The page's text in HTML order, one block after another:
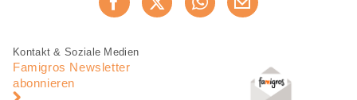
Jetzt weiterempfehlen
Fusszeile
Fusszeile
Navigation
Kontakt & Soziale Medien
Famigros Newsletter
abonnieren